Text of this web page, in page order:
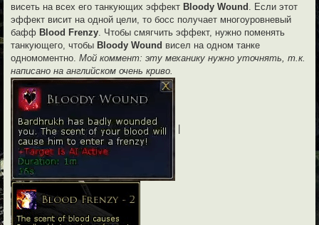
висеть на всех его танкующих эффект Bloody Wound . Если этот
эффект висит на одной цели, то босс получает многоуровневый
бафф Blood Frenzy . Чтобы смягчить эффект, нужно поменять
танкующего, чтобы Bloody Wound висел на одном танке
одномоментно. Мой коммент: эту механику нужно уточнять, т.к.
написано на английском очень криво.
|